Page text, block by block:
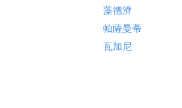
藻德濟
帕薩曼蒂
瓦加尼